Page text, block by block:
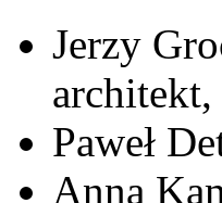
Jerzy
architekt,
Paweł
Anna